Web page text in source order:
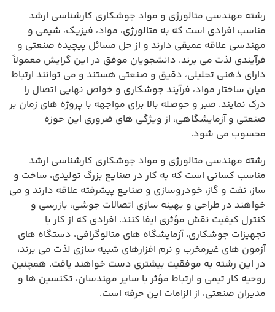
رشته مهندسی متالورژی و مواد جوشکاری کارشناسی ارشد
مناسب افرادی است که به متالورژی، مواد، فیزیک، شیمی و
مهندسی علاقه عمیقی دارند و از حل مسائل پیچیده صنعتی و
فرآیندی لذت می برند. دانشجویان موفق در این گرایش معمولاً
دارای ذهنی تحلیلی، دقیق و صنعتی هستند و می توانند ارتباط
میان ساختار مواد، فرآیند جوشکاری و خواص نهایی اتصال را
درک نمایند. صبر و حوصله بالا برای مواجهه با پروژه های زمان بر
صنعتی و آزمایشگاهی، از ویژگی های ضروری این حوزه
محسوب می شود.
رشته مهندسی متالورژی و مواد جوشکاری کارشناسی ارشد
مناسب کسانی است که به کار در صنایع بزرگ تولیدی، ساخت و
ساز، نفت و گاز، خودروسازی و صنایع پیشرفته علاقه دارند و می
خواهند در طراحی و بهینه سازی اتصالات جوشی، بازرسی و
کنترل کیفیت نقش مؤثری ایفا کنند. افرادی که از کار با
تجهیزات جوشکاری، آزمایشگاه های متالوگرافی، دستگاه های
آزمون های غیرمخرب و نرم افزارهای شبیه سازی لذت می برند،
در این رشته به موفقیت بیشتری دست خواهند یافت. همچنین
روحیه کار تیمی و ارتباط مؤثر با سایر مهندسان، تکنسین ها و
مدیران صنعتی، از الزامات این حرفه است.